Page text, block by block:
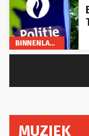
BINNENLAND
MUZIEK